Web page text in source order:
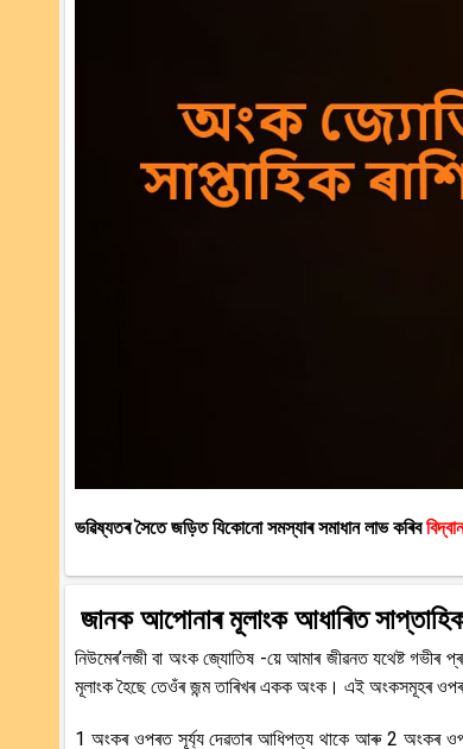
ভৱিষ্যতৰ সৈতে জড়িত যিকোনো সমস্যাৰ সমাধান লাভ কৰিব
জানক আপোনাৰ মূলাংক আধাৰিত
নিউমেৰ’লজী বা অংক জ্যোতিষ -য়ে আমাৰ জীৱনত যথেষ্ট গভীৰ
মূলাংক হৈছে তেওঁৰ জন্ম তাৰিখৰ একক অংক। এই অংকসমূহৰ
1 অংকৰ ওপৰত সূৰ্য্য দেৱতাৰ আধিপত্য থাকে আৰু 2 অংকৰ